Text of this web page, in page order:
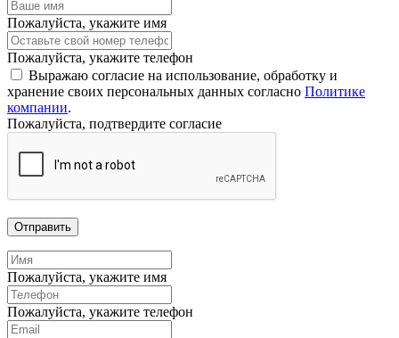
Пожалуйста, укажите имя
Пожалуйста, укажите телефон
Выражаю согласие на использование, обработку и
хранение своих персональных данных согласно Политике
компании.
Пожалуйста, подтвердите согласие
Отправить
Пожалуйста, укажите имя
Пожалуйста, укажите телефон